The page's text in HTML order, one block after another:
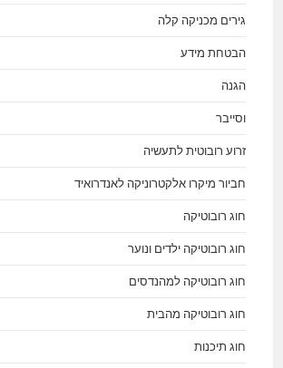
גירים מכניקה קלה
הבטחת מידע
הגנה
וסייבר
זרוע רובוטית לתעשיה
חביור מיקרו אלקטרוניקה לאנדרואיד
חוג רובוטיקה
חוג רובוטיקה ילדים ונוער
חוג רובוטיקה למהנדסים
חוג רובוטיקה מהבית
חוג תיכנות